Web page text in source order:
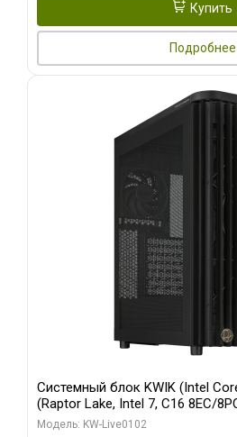
Купить
Подробнее
Системный блок KWIK (Intel
(Raptor Lake, Intel 7, C16 8EC/
модуля)/ Afox RTX4090 24GB
Модель: KW-Live0102